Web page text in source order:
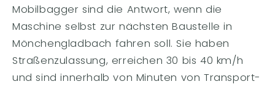
Mobilbagger sind die Antwort, wenn die
Maschine selbst zur nächsten Baustelle in
Mönchengladbach fahren soll. Sie haben
Straßenzulassung, erreichen 30 bis 40 km/h
und sind innerhalb von Minuten von Transport-